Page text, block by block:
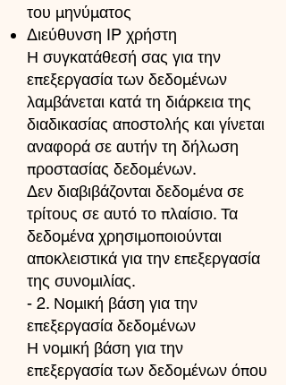
του μηνύματος
Διεύθυνση IP χρήστη
Η συγκατάθεσή σας για την
επεξεργασία των δεδομένων
λαμβάνεται κατά τη διάρκεια της
διαδικασίας αποστολής και γίνεται
αναφορά σε αυτήν τη δήλωση
προστασίας δεδομένων.
Δεν διαβιβάζονται δεδομένα σε
τρίτους σε αυτό το πλαίσιο. Τα
δεδομένα χρησιμοποιούνται
αποκλειστικά για την επεξεργασία
της συνομιλίας.
- 2. Νομική βάση για την
επεξεργασία δεδομένων
Η νομική βάση για την
επεξεργασία των δεδομένων όπου